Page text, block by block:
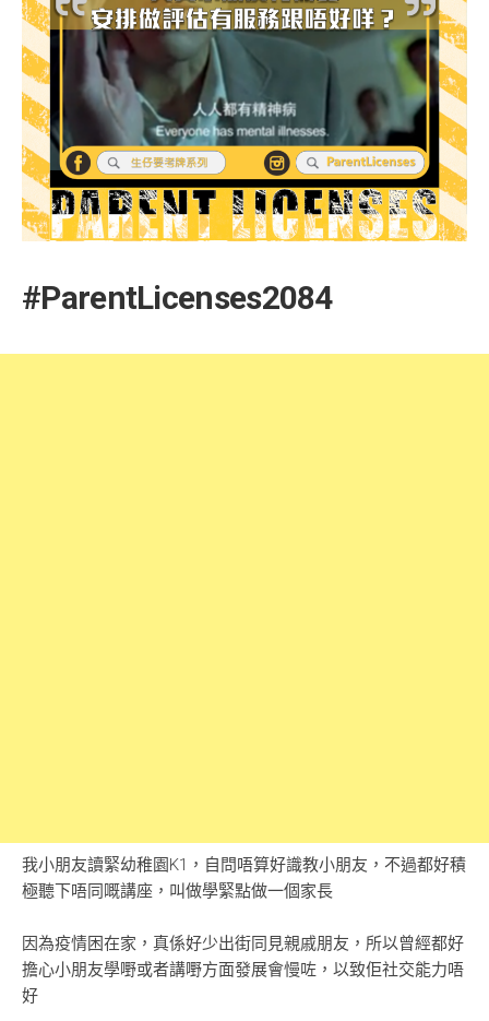
#ParentLicenses2084
我小朋友讀緊幼稚園K1，自問唔算好識教小朋友，不過都好積
極聽下唔同嘅講座，叫做學緊點做一個家長
因為疫情困在家，真係好少出街同見親戚朋友，所以曾經都好
擔心小朋友學嘢或者講嘢方面發展會慢咗，以致佢社交能力唔
好